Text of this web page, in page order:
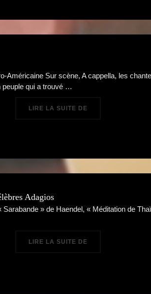
Américaine Sur scène, A cappella, les
peuple qui a trouvé …
LIRE LA SUITE DE
Adagios
» de Haendel, « Méditation de
LIRE LA SUITE DE